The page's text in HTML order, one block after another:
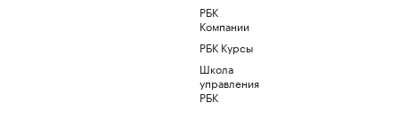
РБК
Компании
РБК Курсы
Школа
управления
РБК